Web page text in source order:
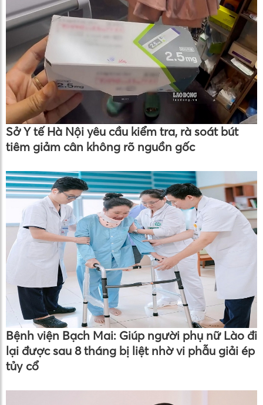
Sở Y tế Hà Nội yêu cầu kiểm tra, rà soát bút
tiêm giảm cân không rõ nguồn gốc
Bệnh viện Bạch Mai: Giúp người phụ nữ Lào đi
lại được sau 8 tháng bị liệt nhờ vi phẫu giải ép
tủy cổ